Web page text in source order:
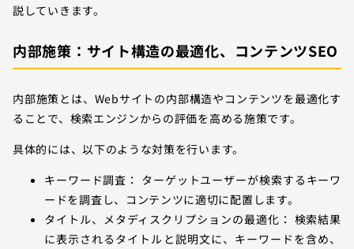
説していきます。
内部施策：サイト構造の最適化、コンテンツSEO
内部施策とは、Webサイトの内部構造やコンテンツを最適化す
ることで、検索エンジンからの評価を高める施策です。
具体的には、以下のような対策を行います。
キーワード調査： ターゲットユーザーが検索するキーワ
ードを調査し、コンテンツに適切に配置します。
タイトル、メタディスクリプションの最適化： 検索結果
に表示されるタイトルと説明文に、キーワードを含め、